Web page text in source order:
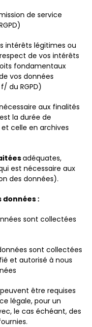
de service
intérêts légitimes ou
de vos intérêts
fondamentaux
vos données
du RGPD)
aux finalités
la durée de
celle en archives
adéquates,
est nécessaire aux
des données).
:
sont collectées
sont collectées
et autorisé à nous
être requises
légale, pour un
le cas échéant, des